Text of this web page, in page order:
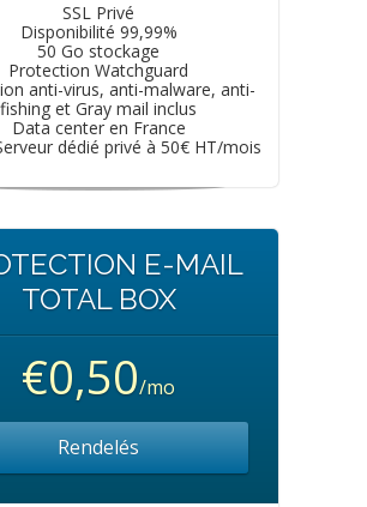
SSL Privé
Disponibilité 99,99%
50 Go stockage
Protection Watchguard
anti-virus, anti-malware, anti-
fishing et Gray mail inclus
Data center en France
dédié privé à 50€ HT/mois
E-MAIL
TOTAL BOX
€0,50/mo
Rendelés